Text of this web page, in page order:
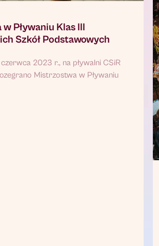
Pływaniu Klas III
Szkół Podstawowych
2023 r., na pływalni CSiR
Mistrzostwa w Pływaniu